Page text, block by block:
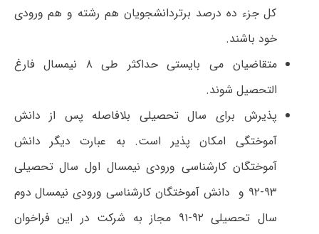
کل جزء ده درصد برتردانشجویان هم رشته و هم ورودی
خود باشند.
متقاضیان می بایستی حداکثر طی ۸ نیمسال فارغ
التحصیل شوند.
پذیرش برای سال تحصیلی بلافاصله پس از دانش
آموختگی امکان پذیر است. به عبارت دیگر دانش
آموختگان کارشناسی ورودی نیمسال اول سال تحصیلی
۹۳-۹۲ و دانش آموختگان کارشناسی ورودی نیمسال دوم
سال تحصیلی ۹۲-۹۱ مجاز به شرکت در این فراخوان